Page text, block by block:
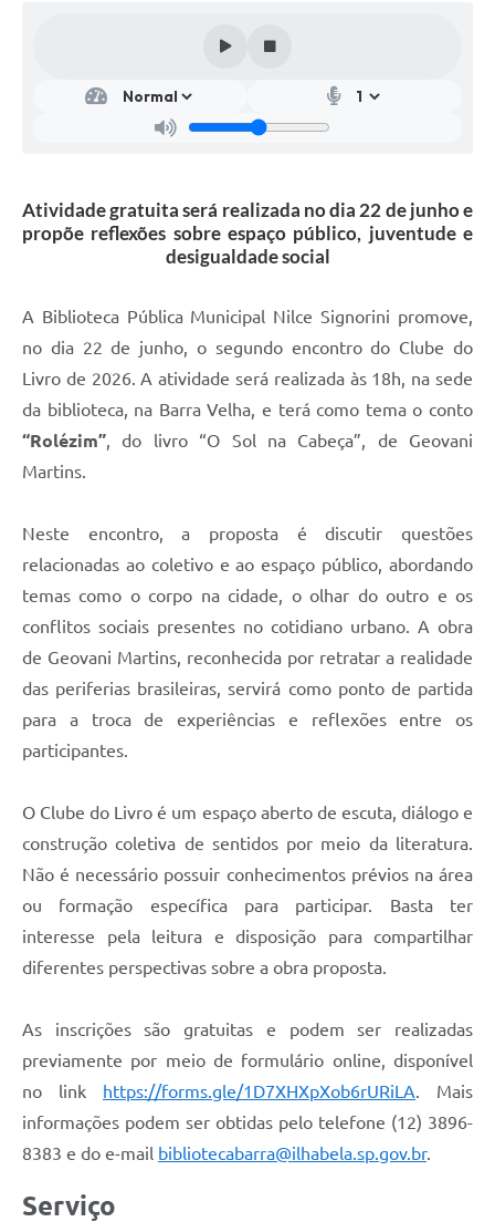
Atividade gratuita será realizada no dia 22 de junho e
propõe reflexões sobre espaço público, juventude e
desigualdade social
A Biblioteca Pública Municipal Nilce Signorini promove,
no dia 22 de junho, o segundo encontro do Clube do
Livro de 2026. A atividade será realizada às 18h, na sede
da biblioteca, na Barra Velha, e terá como tema o conto
“Rolézim”, do livro “O Sol na Cabeça”, de Geovani
Martins.
Neste encontro, a proposta é discutir questões
relacionadas ao coletivo e ao espaço público, abordando
temas como o corpo na cidade, o olhar do outro e os
conflitos sociais presentes no cotidiano urbano. A obra
de Geovani Martins, reconhecida por retratar a realidade
das periferias brasileiras, servirá como ponto de partida
para a troca de experiências e reflexões entre os
participantes.
O Clube do Livro é um espaço aberto de escuta, diálogo e
construção coletiva de sentidos por meio da literatura.
Não é necessário possuir conhecimentos prévios na área
ou formação específica para participar. Basta ter
interesse pela leitura e disposição para compartilhar
diferentes perspectivas sobre a obra proposta.
As inscrições são gratuitas e podem ser realizadas
previamente por meio de formulário online, disponível
no link https://forms.gle/1D7XHXpXob6rURiLA. Mais
informações podem ser obtidas pelo telefone (12) 3896-
8383 e do e-mail bibliotecabarra@ilhabela.sp.gov.br.
Serviço